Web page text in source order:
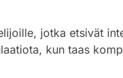
jotka etsivät
kun taas